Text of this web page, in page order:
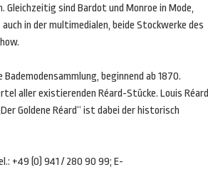
Gleichzeitig sind Bardot und Monroe in Mode,
in der multimedialen, beide Stockwerke des
beginnend ab 1870.
aller existierenden Réard-Stücke. Louis Réard
Goldene Réard“ ist dabei der historisch
+49 (0) 941 / 280 90 99; E-